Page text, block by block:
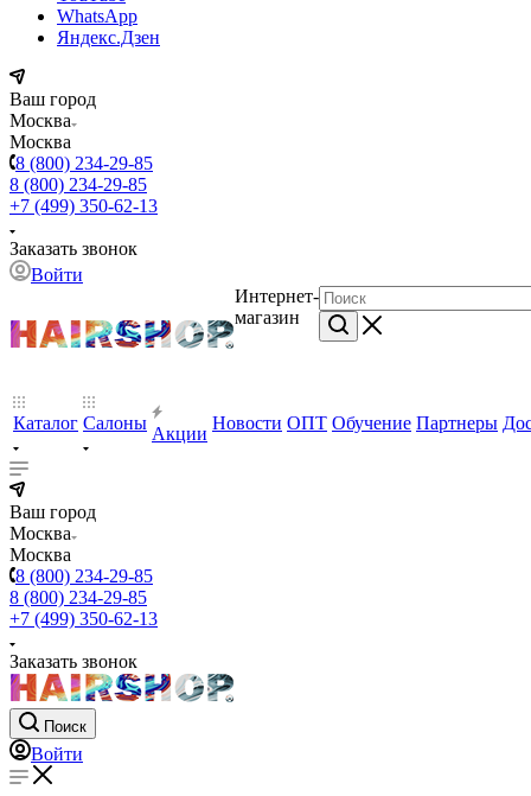
WhatsApp
Яндекс.Дзен
Ваш город
Москва
Москва
8 (800) 234-29-85
8 (800) 234-29-85
+7 (499) 350-62-13
Заказать звонок
Войти
Интернет-
магазин
Каталог Салоны
Акции
Новости ОПТ Обучение Партнеры
Ваш город
Москва
Москва
8 (800) 234-29-85
8 (800) 234-29-85
+7 (499) 350-62-13
Заказать звонок
Поиск
Войти